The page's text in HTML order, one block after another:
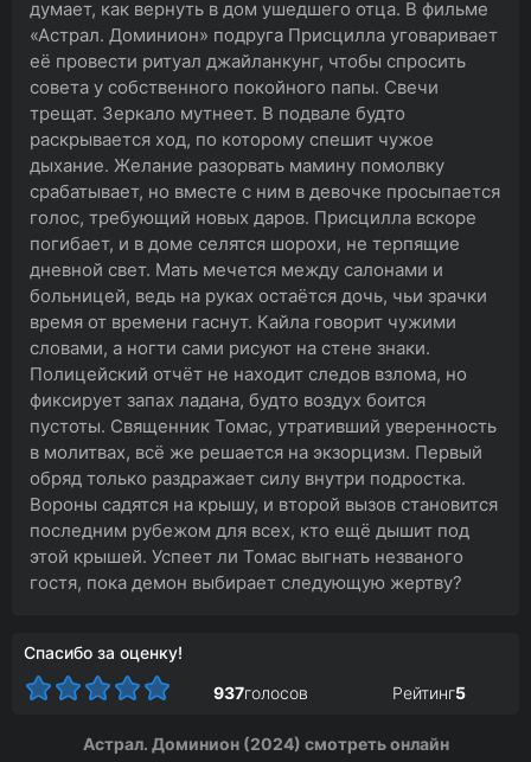
думает, как вернуть в дом ушедшего отца. В фильме
«Астрал. Доминион» подруга Присцилла уговаривает
её провести ритуал джайланкунг, чтобы спросить
совета у собственного покойного папы. Свечи
трещат. Зеркало мутнеет. В подвале будто
раскрывается ход, по которому спешит чужое
дыхание. Желание разорвать мамину помолвку
срабатывает, но вместе с ним в девочке просыпается
голос, требующий новых даров. Присцилла вскоре
погибает, и в доме селятся шорохи, не терпящие
дневной свет. Мать мечется между салонами и
больницей, ведь на руках остаётся дочь, чьи зрачки
время от времени гаснут. Кайла говорит чужими
словами, а ногти сами рисуют на стене знаки.
Полицейский отчёт не находит следов взлома, но
фиксирует запах ладана, будто воздух боится
пустоты. Священник Томас, утративший уверенность
в молитвах, всё же решается на экзорцизм. Первый
обряд только раздражает силу внутри подростка.
Вороны садятся на крышу, и второй вызов становится
последним рубежом для всех, кто ещё дышит под
этой крышей. Успеет ли Томас выгнать незваного
гостя, пока демон выбирает следующую жертву?
Спасибо за оценку!
937голосов Рейтинг5
Астрал. Доминион (2024) смотреть онлайн